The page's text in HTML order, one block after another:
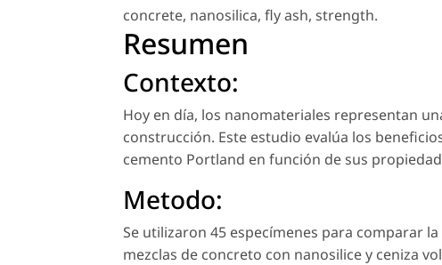
concrete, nanosilica, fly ash, strength.
Resumen
Contexto:
Hoy en día, los nanomateriales representan
construcción. Este estudio evalúa los
cemento Portland en función de sus
Metodo:
Se utilizaron 45 especímenes para comparar
mezclas de concreto con nanosilice y ceniza